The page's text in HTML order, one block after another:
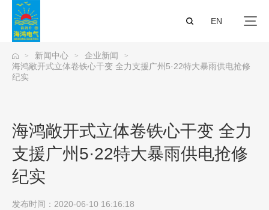
EN
> 新闻中心 > 企业新闻 >
海鸿敞开式立体卷铁心干变 全力支援广州5·22特大暴雨供电抢修
纪实
海鸿敞开式立体卷铁心干变 全力
支援广州5·22特大暴雨供电抢修
纪实
发布时间：2020-06-10 16:16:18